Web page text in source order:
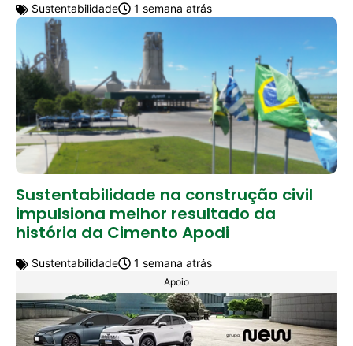
Sustentabilidade 1 semana atrás
Sustentabilidade na construção civil
impulsiona melhor resultado da
história da Cimento Apodi
Sustentabilidade 1 semana atrás
Apoio